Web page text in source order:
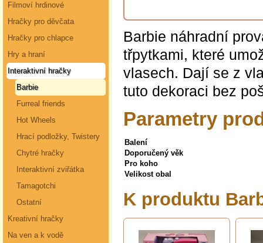
Filmoví hrdinové
Hračky pro děvčata
Hračky pro chlapce
Hry a hraní
Interaktivní hračky
Barbie
Furreal friends
Hot Wheels
Hrací podložky, Twistery
Chytré hračky
Interaktivní zviřátka
Tamagotchi
Ostatní
Kreativní hračky
Na ven a k vodě
Barbie náhradní
třpytkami, které
vlasech. Dají se z
tuto dekoraci bez
Parametry
Balení
Doporučený věk
Pro koho
Velikost obal
K produktu